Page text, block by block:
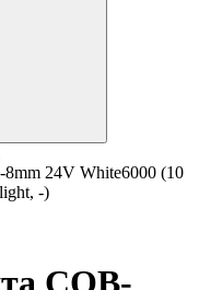
24V White6000 (10
-)